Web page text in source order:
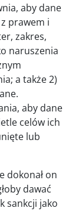
aby dane
prawem i
zakres,
naruszenia
a także 2)
aby dane
celów ich
lub
dokonał on
dawać
sankcji jako